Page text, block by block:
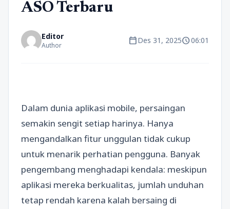
ASO Terbaru
Editor
Author calendar_todayDes 31, 2025schedule06:01
Dalam dunia aplikasi mobile, persaingan
semakin sengit setiap harinya. Hanya
mengandalkan fitur unggulan tidak cukup
untuk menarik perhatian pengguna. Banyak
pengembang menghadapi kendala: meskipun
aplikasi mereka berkualitas, jumlah unduhan
tetap rendah karena kalah bersaing di